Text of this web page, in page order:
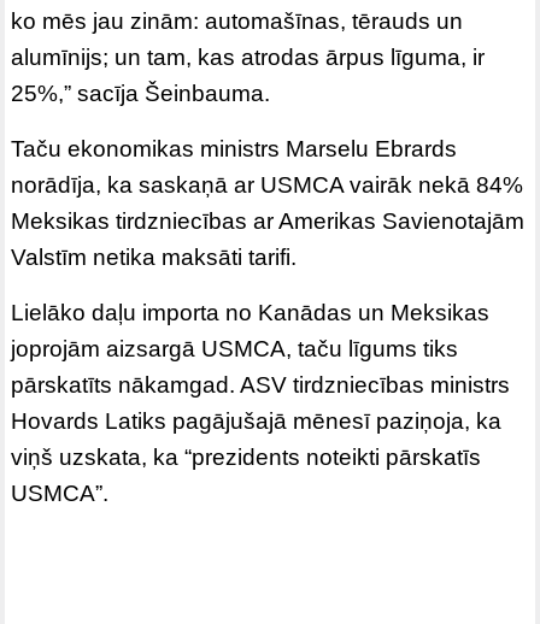
ko mēs jau zinām: automašīnas, tērauds un
alumīnijs; un tam, kas atrodas ārpus līguma, ir
25%,” sacīja Šeinbauma.
Taču ekonomikas ministrs Marselu Ebrards
norādīja, ka saskaņā ar USMCA vairāk nekā 84%
Meksikas tirdzniecības ar Amerikas Savienotajām
Valstīm netika maksāti tarifi.
Lielāko daļu importa no Kanādas un Meksikas
joprojām aizsargā USMCA, taču līgums tiks
pārskatīts nākamgad. ASV tirdzniecības ministrs
Hovards Latiks pagājušajā mēnesī paziņoja, ka
viņš uzskata, ka “prezidents noteikti pārskatīs
USMCA”.